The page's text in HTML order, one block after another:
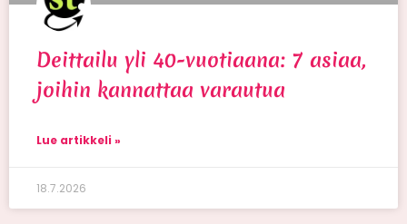
Deittailu yli 40-vuotiaana: 7 asiaa,
joihin kannattaa varautua
Lue artikkeli »
18.7.2026